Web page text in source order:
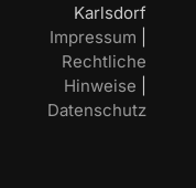
Karlsdorf
Impressum
Rechtliche
Hinweise
Datenschutz